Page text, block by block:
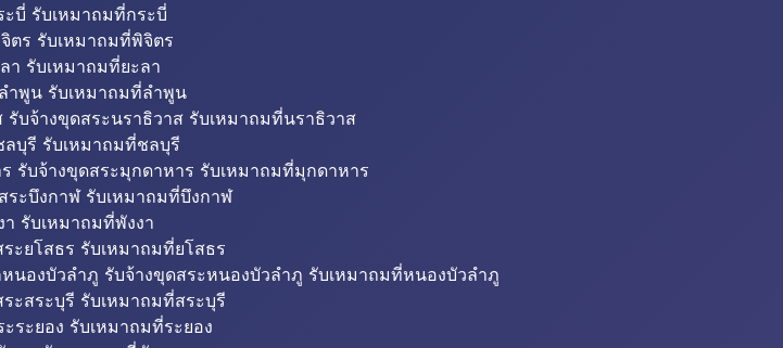
บี่ รับเหมาถมที่กระบี่
ตร รับเหมาถมที่พิจิตร
า รับเหมาถมที่ยะลา
ำพูน รับเหมาถมที่ลำพูน
บจ้างขุดสระนราธิวาส รับเหมาถมที่นราธิวาส
บุรี รับเหมาถมที่ชลบุรี
รับจ้างขุดสระมุกดาหาร รับเหมาถมที่มุกดาหาร
ระบึงกาฬ รับเหมาถมที่บึงกาฬ
รับเหมาถมที่พังงา
ะยโสธร รับเหมาถมที่ยโสธร
นองบัวลำภู รับจ้างขุดสระหนองบัวลำภู รับเหมาถมที่หนองบัวลำภู
ะสระบุรี รับเหมาถมที่สระบุรี
ระยอง รับเหมาถมที่ระยอง